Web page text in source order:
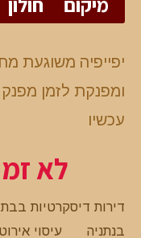
יפייפיה משוגעת
ומפנקת לזמן
עכשיו
לא
דירות דיסקרטיות
בנתניה
עיסוי